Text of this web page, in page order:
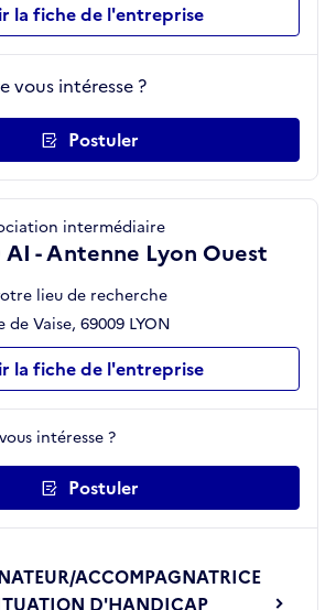
la fiche de l'entreprise
vous intéresse ?
Postuler
intermédiaire
AI - Antenne Lyon Ouest
lieu de recherche
Vaise, 69009 LYON
la fiche de l'entreprise
intéresse ?
Postuler
ACCOMPAGNATRICE
D'HANDICAP